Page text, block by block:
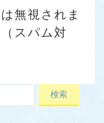
無視されま
スパム対